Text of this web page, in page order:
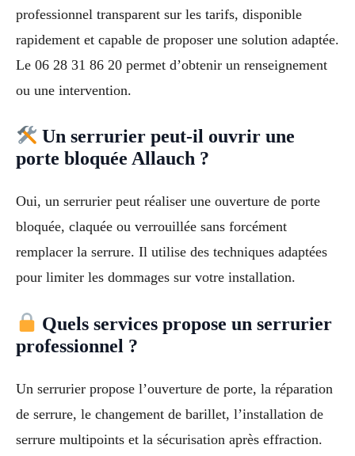
professionnel transparent sur les tarifs, disponible
rapidement et capable de proposer une solution adaptée.
Le 06 28 31 86 20 permet d’obtenir un renseignement
ou une intervention.
Un serrurier peut-il ouvrir une
porte bloquée Allauch ?
Oui, un serrurier peut réaliser une ouverture de porte
bloquée, claquée ou verrouillée sans forcément
remplacer la serrure. Il utilise des techniques adaptées
pour limiter les dommages sur votre installation.
Quels services propose un serrurier
professionnel ?
Un serrurier propose l’ouverture de porte, la réparation
de serrure, le changement de barillet, l’installation de
serrure multipoints et la sécurisation après effraction.